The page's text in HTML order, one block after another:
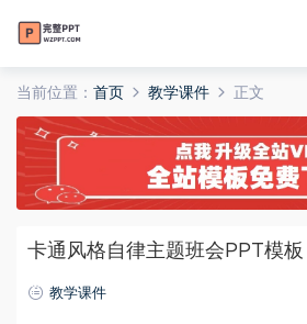
当前位置： 首页 教学课件 正文
卡通风格自律主题班会PPT模板
教学课件